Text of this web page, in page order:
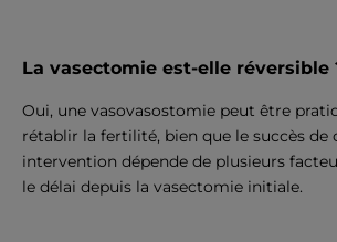
La vasectomie est-elle réversible
Oui, une vasovasostomie peut être
rétablir la fertilité, bien que le succès de
intervention dépende de plusieurs
le délai depuis la vasectomie initiale.